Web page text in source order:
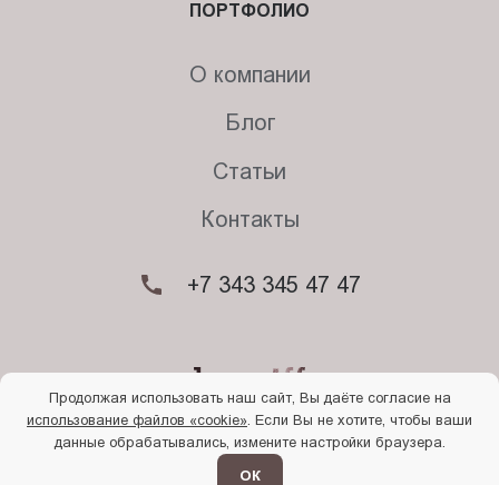
© 2026. Begriff
Политика конфиденциальности
ПОРТФОЛИО
О компании
Блог
Статьи
Контакты
+7 343 345 47 47
Продолжая использовать наш сайт, Вы даёте согласие на
использование файлов «cookie» . Если Вы не хотите, чтобы ваши
данные обрабатывались, измените настройки браузера.
ОК